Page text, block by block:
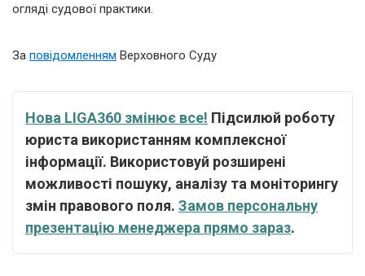
огляді судової практики.
За повідомленням Верховного Суду
Нова LIGA360 змінює все! Підсилюй роботу
юриста використанням комплексної
інформації. Використовуй розширені
можливості пошуку, аналізу та моніторингу
змін правового поля. Замов персональну
презентацію менеджера прямо зараз.